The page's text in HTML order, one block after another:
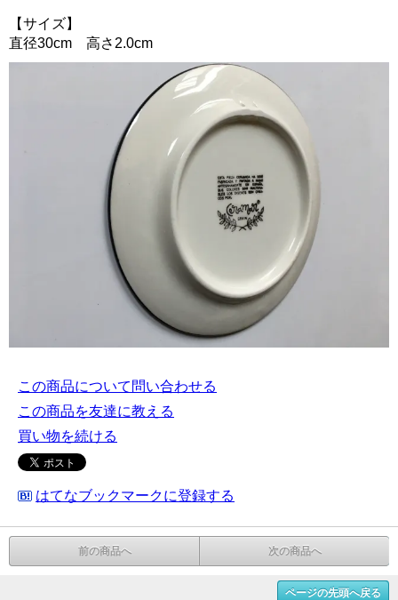
【サイズ】
直径30cm 高さ2.0cm
この商品について問い合わせる
この商品を友達に教える
買い物を続ける
はてなブックマークに登録する
前の商品へ 次の商品へ
ページの先頭へ戻る